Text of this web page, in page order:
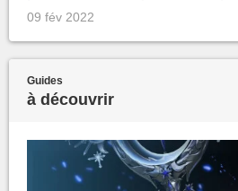
09 fév 2022
Guides
à découvrir